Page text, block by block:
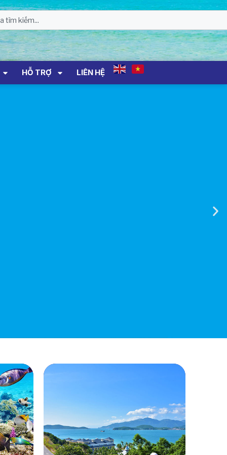
HỖ TRỢ LIÊN HỆ
01 Biển Số KH-0834
Lựa Chọn Đơn Vị Tổ Chức Đấu Giá Tài
Sản Đối Với Ca Nô 200CV VNT 02 Biển
Số KH-0387
THÔNG BÁO Số 659/TB-VNT Năm
2026 V/v Đính Chính Thông Báo Số
Phát Triển Của Thửa Đất, Khu Đất Khi
Xác Định Giá Đất Theo Phương Pháp
THÔNG BÁO Số 707/TB-VNT: Kết Quả
Lựa Chọn Đơn Vị Tổ Chức Đấu Giá Tài
Sản Đối Với Mô Tô Nước Cứu Hộ VNT
01 Biển Số KH-0834